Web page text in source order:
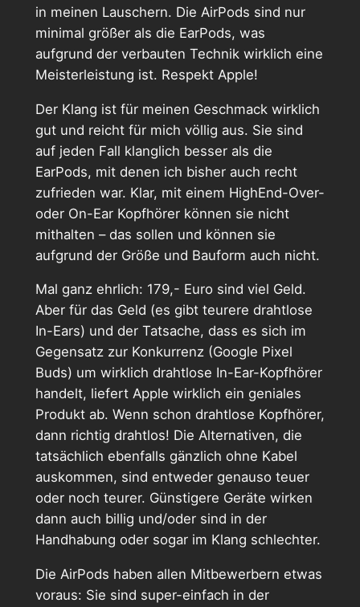
in meinen Lauschern. Die AirPods sind nur
minimal größer als die EarPods, was
aufgrund der verbauten Technik wirklich eine
Meisterleistung ist. Respekt Apple!
Der Klang ist für meinen Geschmack wirklich
gut und reicht für mich völlig aus. Sie sind
auf jeden Fall klanglich besser als die
EarPods, mit denen ich bisher auch recht
zufrieden war. Klar, mit einem HighEnd-Over-
oder On-Ear Kopfhörer können sie nicht
mithalten – das sollen und können sie
aufgrund der Größe und Bauform auch nicht.
Mal ganz ehrlich: 179,- Euro sind viel Geld.
Aber für das Geld (es gibt teurere drahtlose
In-Ears) und der Tatsache, dass es sich im
Gegensatz zur Konkurrenz (Google Pixel
Buds) um wirklich drahtlose In-Ear-Kopfhörer
handelt, liefert Apple wirklich ein geniales
Produkt ab. Wenn schon drahtlose Kopfhörer,
dann richtig drahtlos! Die Alternativen, die
tatsächlich ebenfalls gänzlich ohne Kabel
auskommen, sind entweder genauso teuer
oder noch teurer. Günstigere Geräte wirken
dann auch billig und/oder sind in der
Handhabung oder sogar im Klang schlechter.
Die AirPods haben allen Mitbewerbern etwas
voraus: Sie sind super-einfach in der